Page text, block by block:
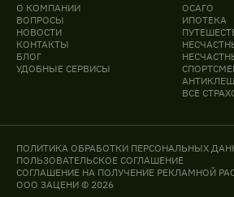
О КОМПАНИИ
ВОПРОСЫ
НОВОСТИ
КОНТАКТЫ
БЛОГ
УДОБНЫЕ СЕРВИСЫ
ОСАГО
ИПОТЕКА
АНТИКЛЕЩ
ВСЕ
ПОЛИТИКА ОБРАБОТКИ ПЕРСОНАЛЬНЫХ
ПОЛЬЗОВАТЕЛЬСКОЕ СОГЛАШЕНИЕ
СОГЛАШЕНИЕ НА ПОЛУЧЕНИЕ РЕКЛАМНОЙ
ООО ЗАЦЕНИ © 2026